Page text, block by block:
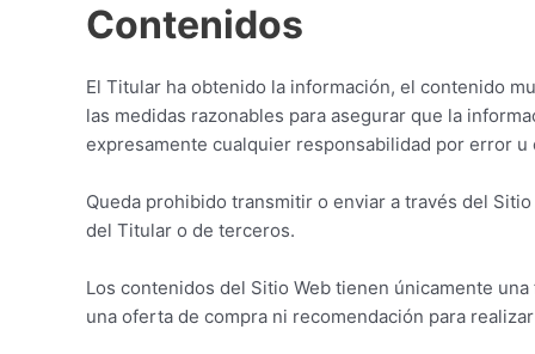
Contenidos
El Titular ha obtenido la información, el contenido
las medidas razonables para asegurar que la
expresamente cualquier responsabilidad por error
Queda prohibido transmitir o enviar a través del
del Titular o de terceros.
Los contenidos del Sitio Web tienen únicamente
una oferta de compra ni recomendación para